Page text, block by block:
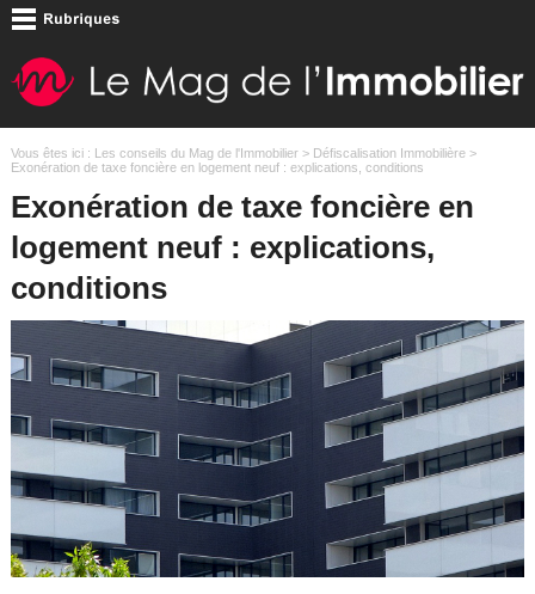
Vous êtes ici : Les conseils du Mag de l'Immobilier> Défiscalisation Immobilière>
Exonération de taxe foncière en logement neuf : explications, conditions
Exonération de taxe foncière en
logement neuf : explications,
conditions